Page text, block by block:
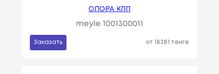
ОПОРА КПП
meyle 1001300011
Заказать от 18281 тенге